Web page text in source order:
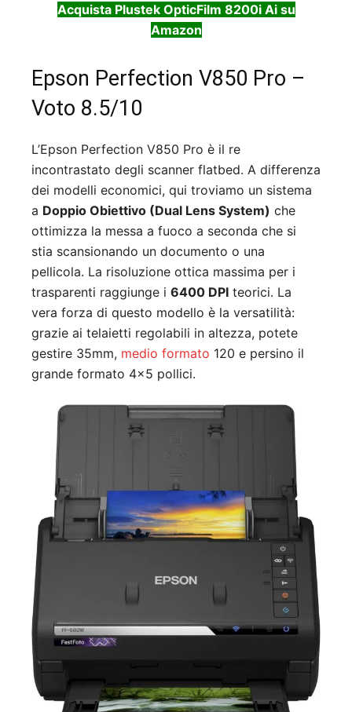
Acquista Plustek OpticFilm 8200i Ai su
Amazon
Epson Perfection V850 Pro –
Voto 8.5/10
L’Epson Perfection V850 Pro è il re
incontrastato degli scanner flatbed. A differenza
dei modelli economici, qui troviamo un sistema
a Doppio Obiettivo (Dual Lens System) che
ottimizza la messa a fuoco a seconda che si
stia scansionando un documento o una
pellicola. La risoluzione ottica massima per i
trasparenti raggiunge i 6400 DPI teorici. La
vera forza di questo modello è la versatilità:
grazie ai telaietti regolabili in altezza, potete
gestire 35mm, medio formato 120 e persino il
grande formato 4×5 pollici.